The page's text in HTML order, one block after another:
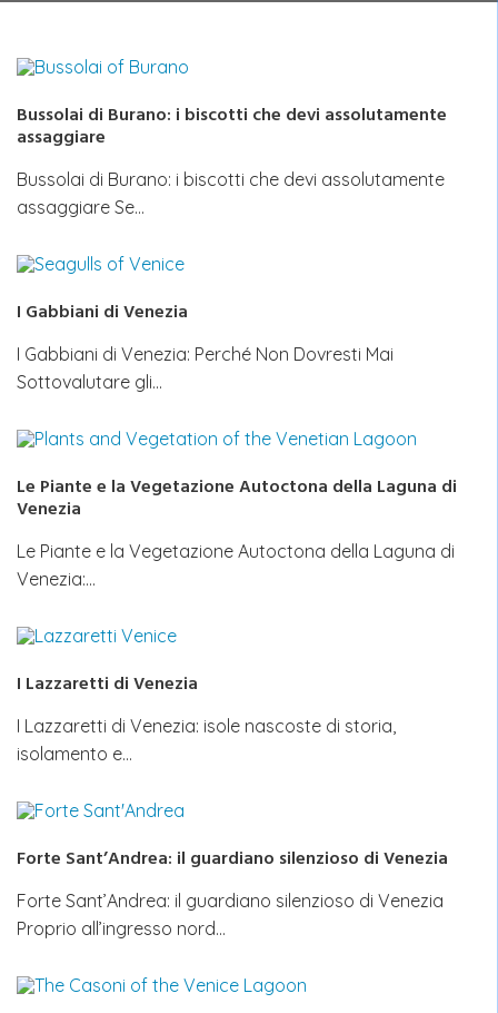
Bussolai di Burano: i biscotti che devi assolutamente
assaggiare
Bussolai di Burano: i biscotti che devi assolutamente
assaggiare Se…
I Gabbiani di Venezia
I Gabbiani di Venezia: Perché Non Dovresti Mai
Sottovalutare gli…
Le Piante e la Vegetazione Autoctona della Laguna di
Venezia
Le Piante e la Vegetazione Autoctona della Laguna di
Venezia:…
I Lazzaretti di Venezia
I Lazzaretti di Venezia: isole nascoste di storia,
isolamento e…
Forte Sant’Andrea: il guardiano silenzioso di Venezia
Forte Sant’Andrea: il guardiano silenzioso di Venezia
Proprio all’ingresso nord…